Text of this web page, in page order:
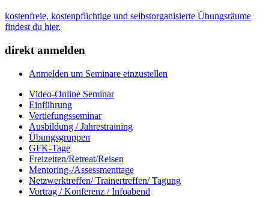
kostenfreie, kostenpflichtige und selbstorganisierte Übungsräume
findest du hier.
direkt anmelden
Anmelden um Seminare einzustellen
Video-Online Seminar
Einführung
Vertiefungsseminar
Ausbildung / Jahrestraining
Übungsgruppen
GFK-Tage
Freizeiten/Retreat/Reisen
Mentoring-/Assessmenttage
Netzwerktreffen/ Trainertreffen/ Tagung
Vortrag / Konferenz / Infoabend